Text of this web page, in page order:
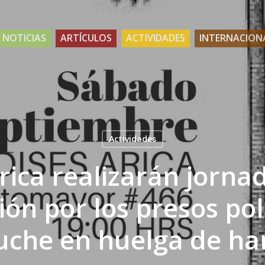
NOTICIAS ARTÍCULOS ACTIVIDADES
Actividades
realizarán
por los presos
en huelga de